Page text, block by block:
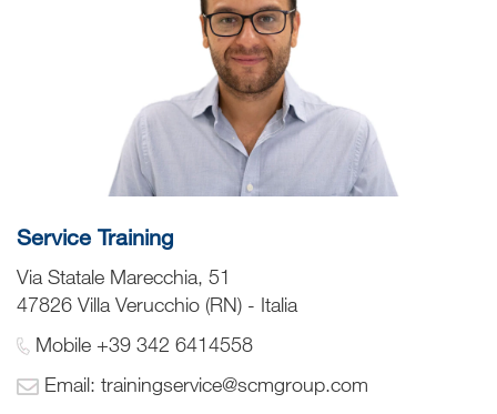
Service Training
Via Statale Marecchia, 51
47826 Villa Verucchio (RN) - Italia
Mobile +39 342 6414558
Email: trainingservice@scmgroup.com